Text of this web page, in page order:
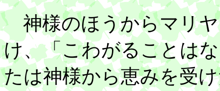
神様のほうからマリヤ
け、「こわがることは
たは神様から恵みを受